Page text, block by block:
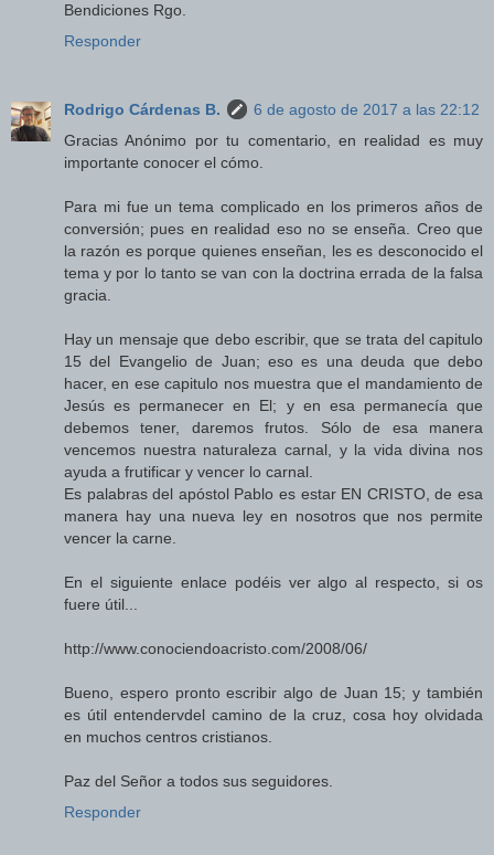
Bendiciones Rgo.
Responder
Rodrigo Cárdenas B.
6 de agosto de 2017 a las 22:12
Gracias Anónimo por tu comentario, en realidad es muy
importante conocer el cómo.
Para mi fue un tema complicado en los primeros años de
conversión; pues en realidad eso no se enseña. Creo que
la razón es porque quienes enseñan, les es desconocido el
tema y por lo tanto se van con la doctrina errada de la falsa
gracia.
Hay un mensaje que debo escribir, que se trata del capitulo
15 del Evangelio de Juan; eso es una deuda que debo
hacer, en ese capitulo nos muestra que el mandamiento de
Jesús es permanecer en El; y en esa permanecía que
debemos tener, daremos frutos. Sólo de esa manera
vencemos nuestra naturaleza carnal, y la vida divina nos
ayuda a frutificar y vencer lo carnal.
Es palabras del apóstol Pablo es estar EN CRISTO, de esa
manera hay una nueva ley en nosotros que nos permite
vencer la carne.
En el siguiente enlace podéis ver algo al respecto, si os
fuere útil...
http://www.conociendoacristo.com/2008/06/
Bueno, espero pronto escribir algo de Juan 15; y también
es útil entendervdel camino de la cruz, cosa hoy olvidada
en muchos centros cristianos.
Paz del Señor a todos sus seguidores.
Responder